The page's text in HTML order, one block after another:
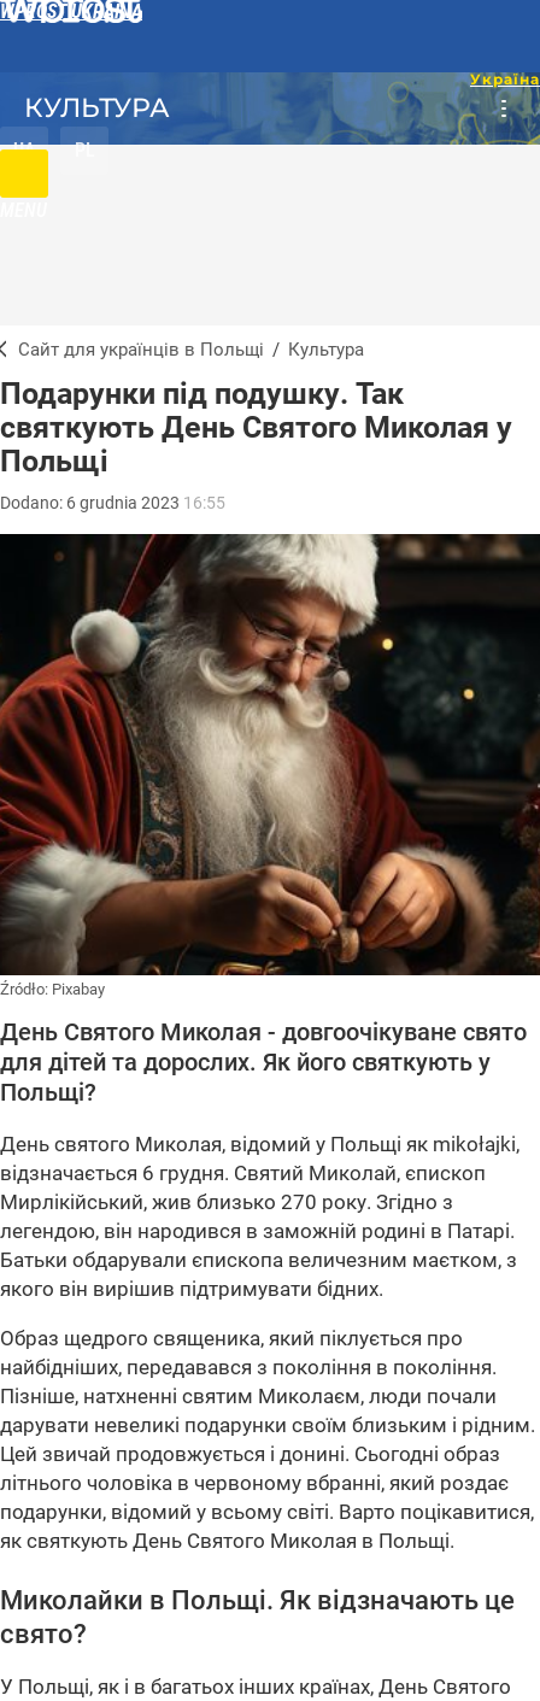
WPROST UKRAINA
UA PL
КУЛЬТУРА
Сайт для українців в Польщі / Культура
Подарунки під подушку. Так
святкують День Святого Миколая у
Польщі
Dodano: 6grudnia 2023 16:55
Źródło: Pixabay
День Святого Миколая - довгоочікуване свято
для дітей та дорослих. Як його святкують у
Польщі?
День святого Миколая, відомий у Польщі як mikołajki,
відзначається 6 грудня. Святий Миколай, єпископ
Мирлікійський, жив близько 270 року. Згідно з
легендою, він народився в заможній родині в Патарі.
Батьки обдарували єпископа величезним маєтком, з
якого він вирішив підтримувати бідних.
Образ щедрого священика, який піклується про
найбідніших, передавався з покоління в покоління.
Пізніше, натхненні святим Миколаєм, люди почали
дарувати невеликі подарунки своїм близьким і рідним.
Цей звичай продовжується і донині. Сьогодні образ
літнього чоловіка в червоному вбранні, який роздає
подарунки, відомий у всьому світі. Варто поцікавитися,
як святкують День Святого Миколая в Польщі.
Миколайки в Польщі. Як відзначають це
свято?
У Польщі, як і в багатьох інших країнах, День Святого